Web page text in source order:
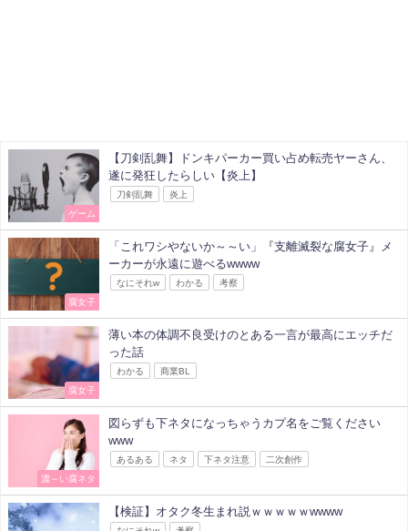
ゲーム
【刀剣乱舞】ドンキパーカー買い占め転売ヤーさん、
遂に発狂したらしい【炎上】
刀剣乱舞 炎上
腐女子
「これワシやないか～～い」『支離滅裂な腐女子』メ
ーカーが永遠に遊べるwwww
なにそれw わかる 考察
腐女子
薄い本の体調不良受けのとある一言が最高にエッチだ
った話
わかる 商業BL
濃～い腐ネタ
図らずも下ネタになっちゃうカプ名をご覧ください
www
あるある ネタ 下ネタ注意 二次創作
【検証】オタク冬生まれ説ｗｗｗｗｗwwww